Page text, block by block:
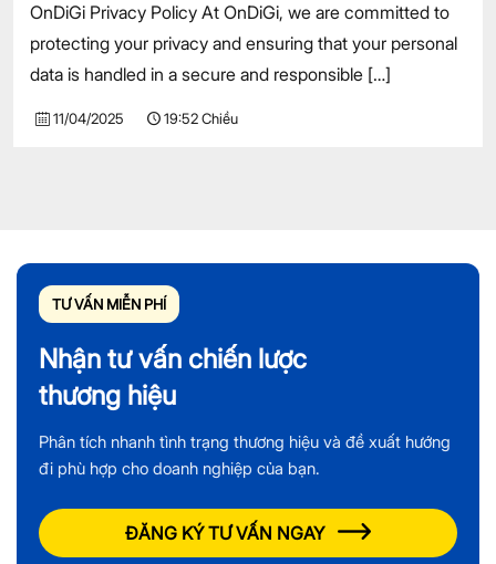
OnDiGi Privacy Policy At OnDiGi, we are committed to
protecting your privacy and ensuring that your personal
data is handled in a secure and responsible […]
11/04/2025 19:52 Chiều
TƯ VẤN MIỄN PHÍ
Nhận tư vấn chiến lược
thương hiệu
Phân tích nhanh tình trạng thương hiệu và đề xuất hướng
đi phù hợp cho doanh nghiệp của bạn.
ĐĂNG KÝ TƯ VẤN NGAY